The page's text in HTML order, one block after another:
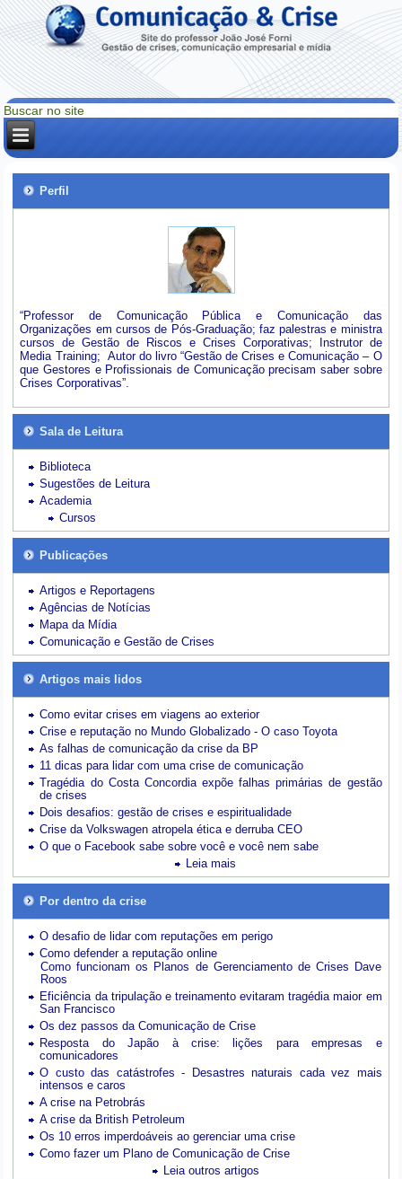
Perfil
“Professor de Comunicação Pública e Comunicação das
Organizações em cursos de Pós-Graduação; faz palestras e ministra
cursos de Gestão de Riscos e Crises Corporativas; Instrutor de
Media Training; Autor do livro “Gestão de Crises e Comunicação – O
que Gestores e Profissionais de Comunicação precisam saber sobre
Crises Corporativas”.
Sala de Leitura
Biblioteca
Sugestões de Leitura
Academia
Cursos
Publicações
Artigos e Reportagens
Agências de Notícias
Mapa da Mídia
Comunicação e Gestão de Crises
Artigos mais lidos
Como evitar crises em viagens ao exterior
Crise e reputação no Mundo Globalizado - O caso Toyota
As falhas de comunicação da crise da BP
11 dicas para lidar com uma crise de comunicação
Tragédia do Costa Concordia expõe falhas primárias de gestão
de crises
Dois desafios: gestão de crises e espiritualidade
Crise da Volkswagen atropela ética e derruba CEO
O que o Facebook sabe sobre você e você nem sabe
Leia mais
Por dentro da crise
O desafio de lidar com reputações em perigo
Como defender a reputação online
Como funcionam os Planos de Gerenciamento de Crises Dave
Roos
Eficiência da tripulação e treinamento evitaram tragédia maior em
San Francisco
Os dez passos da Comunicação de Crise
Resposta do Japão à crise: lições para empresas e
comunicadores
O custo das catástrofes -
Desastres naturais cada vez mais
intensos e caros
A crise na Petrobrás
A crise da British Petroleum
Os 10 erros imperdoáveis ao gerenciar uma crise
Como fazer um Plano de Comunicação de Crise
Leia outros artigos